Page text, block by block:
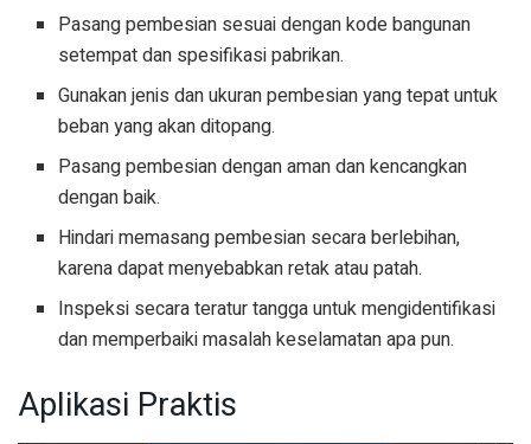
Pasang pembesian sesuai dengan kode bangunan
setempat dan spesifikasi pabrikan.
Gunakan jenis dan ukuran pembesian yang tepat untuk
beban yang akan ditopang.
Pasang pembesian dengan aman dan kencangkan
dengan baik.
Hindari memasang pembesian secara berlebihan,
karena dapat menyebabkan retak atau patah.
Inspeksi secara teratur tangga untuk mengidentifikasi
dan memperbaiki masalah keselamatan apa pun.
Aplikasi Praktis